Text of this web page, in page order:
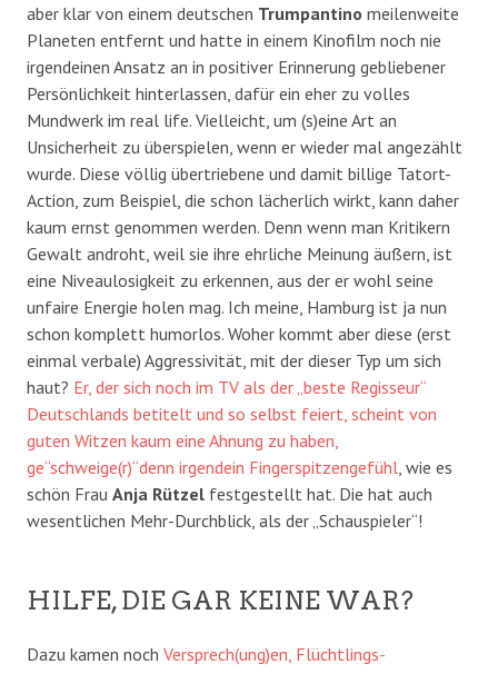
aber klar von einem deutschen Trumpantino meilenweite
Planeten entfernt und hatte in einem Kinofilm noch nie
irgendeinen Ansatz an in positiver Erinnerung gebliebener
Persönlichkeit hinterlassen, dafür ein eher zu volles
Mundwerk im real life. Vielleicht, um (s)eine Art an
Unsicherheit zu überspielen, wenn er wieder mal angezählt
wurde. Diese völlig übertriebene und damit billige Tatort-
Action, zum Beispiel, die schon lächerlich wirkt, kann daher
kaum ernst genommen werden. Denn wenn man Kritikern
Gewalt androht, weil sie ihre ehrliche Meinung äußern, ist
eine Niveaulosigkeit zu erkennen, aus der er wohl seine
unfaire Energie holen mag. Ich meine, Hamburg ist ja nun
schon komplett humorlos. Woher kommt aber diese (erst
einmal verbale) Aggressivität, mit der dieser Typ um sich
haut? Er, der sich noch im TV als der „beste Regisseur“
Deutschlands betitelt und so selbst feiert, scheint von
guten Witzen kaum eine Ahnung zu haben,
ge“schweige(r)“denn irgendein Fingerspitzengefühl , wie es
schön Frau Anja Rützel festgestellt hat. Die hat auch
wesentlichen Mehr-Durchblick, als der „Schauspieler“!
HILFE, DIE GAR KEINE WAR?
Dazu kamen noch Versprech(ung)en, Flüchtlings-